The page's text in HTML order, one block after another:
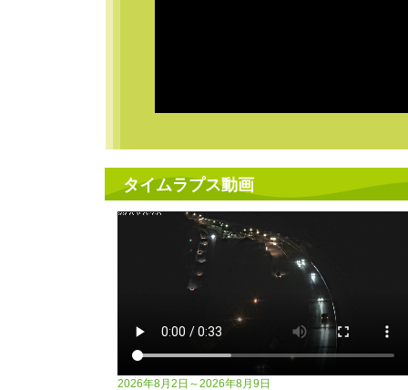
タイムラプス動画
2026年8月2日～2026年8月9日